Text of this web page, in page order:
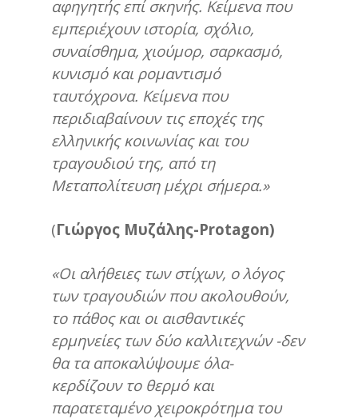
αφηγητής επί σκηνής. Κείμενα που
εμπεριέχουν ιστορία, σχόλιο,
συναίσθημα, χιούμορ, σαρκασμό,
κυνισμό και ρομαντισμό
ταυτόχρονα. Κείμενα που
περιδιαβαίνουν τις εποχές της
ελληνικής κοινωνίας και του
τραγουδιού της, από τη
Μεταπολίτευση μέχρι σήμερα.»
(Γιώργος Μυζάλης-Protagon)
«Οι αλήθειες των στίχων, ο λόγος
των τραγουδιών που ακολουθούν,
το πάθος και οι αισθαντικές
ερμηνείες των δύο καλλιτεχνών -δεν
θα τα αποκαλύψουμε όλα-
κερδίζουν το θερμό και
παρατεταμένο χειροκρότημα του